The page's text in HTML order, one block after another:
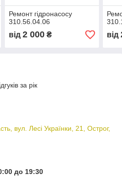
Ремонт гідронасосу
310.56.04.06
від 2 000₴ від
за рік
вул. Лесі Українки, 21, Острог,
до 19:30